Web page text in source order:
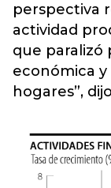
perspectiva
actividad
que paralizó
económica y
hogares”,